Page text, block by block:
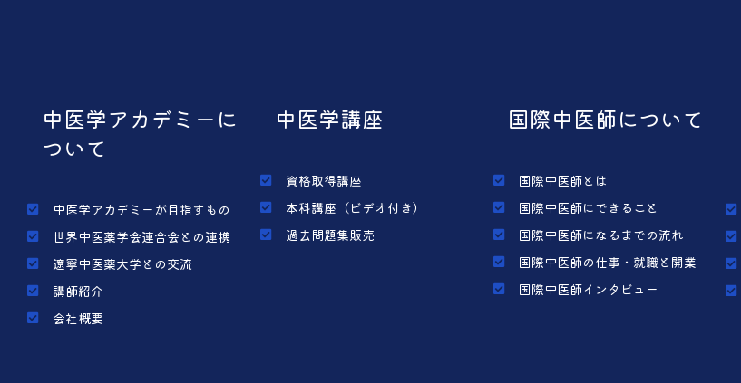
中医学アカデミーに
ついて
中医学アカデミーが目指すもの
世界中医薬学会連合会との連携
遼寧中医薬大学との交流
講師紹介
会社概要
中医学講座
資格取得講座
本科講座（ビデオ付き）
過去問題集販売
国際中医師について
国際中医師とは
国際中医師にできること
国際中医師になるまでの流れ
国際中医師の仕事・就職と開業
国際中医師インタビュー